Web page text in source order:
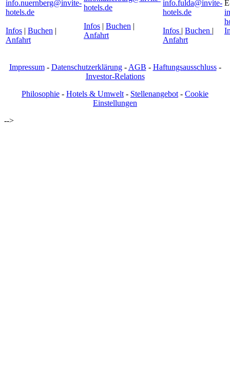
info.nuernberg@invite-
hotels.de
Infos | Buchen |
Anfahrt
hotels.de
Infos | Buchen |
Anfahrt
info.fulda@invite-
hotels.de
Infos | Buchen |
Anfahrt
Impressum- Datenschutzerklärung- AGB - Haftungsausschluss-
Investor-Relations
Philosophie - Hotels & Umwelt - Stellenangebot - Cookie
Einstellungen
-->